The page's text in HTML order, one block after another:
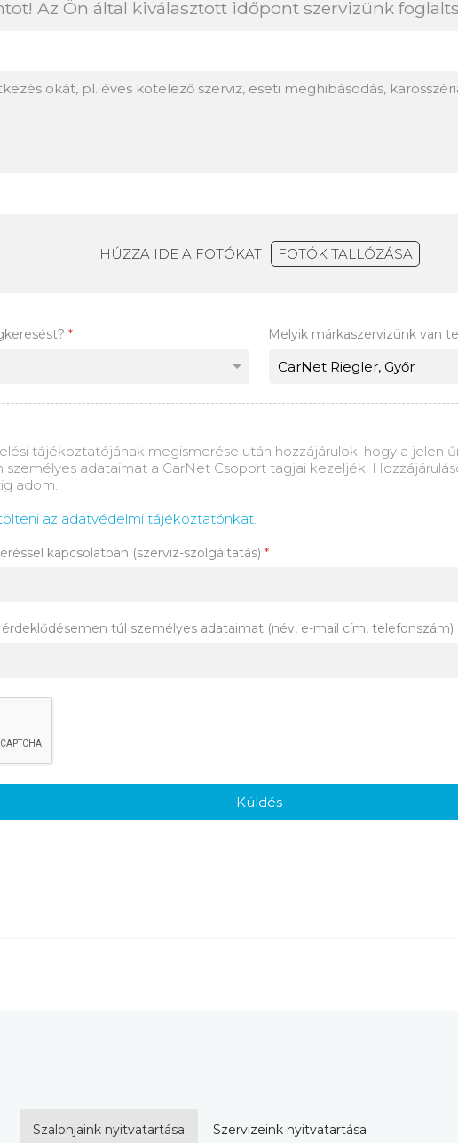
HÚZZA IDE A FOTÓKAT FOTÓK TALLÓZÁSA
* Melyik márkaszervizünk van
tájékoztatójának megismerése után hozzájárulok, hogy a jelen
személyes adataimat a CarNet Csoport tagjai kezeljék.
adom.
az adatvédelmi tájékoztatónkat.
kapcsolatban (szerviz-szolgáltatás) *
túl személyes adataimat (név, e-mail cím, telefonszám)
Küldés
Szalonjaink nyitvatartása Szervizeink nyitvatartása